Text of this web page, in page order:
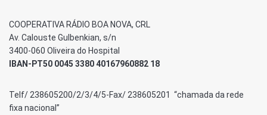
COOPERATIVA RÁDIO BOA NOVA, CRL
Av. Calouste Gulbenkian, s/n
3400-060 Oliveira do Hospital
IBAN-PT50 0045 3380 40167960882 18
Telf/ 238605200/2/3/4/5-Fax/ 238605201 “chamada da rede
fixa nacional”